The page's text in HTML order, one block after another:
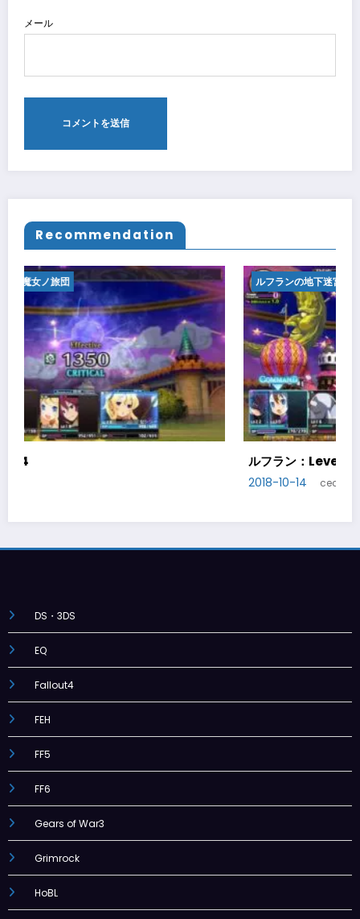
メール
Recommendation
魔女ノ旅団 ルフランの地下迷宮と魔
ルフラン：Level06
2018-10-20 ceciry
DS・3DS
EQ
Fallout4
FEH
FF5
FF6
Gears of War3
Grimrock
HoBL